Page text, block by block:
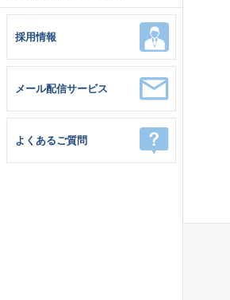
採用情報
メール配信サービス
よくあるご質問